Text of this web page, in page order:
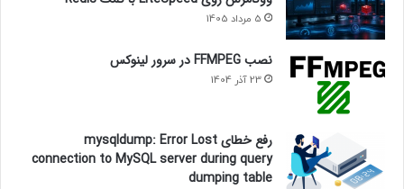
5 مرداد 1405
نصب FFMPEG در سرور لینوکس
23 آذر 1404
رفع خطای mysqldump: Error Lost
connection to MySQL server during query
dumping table